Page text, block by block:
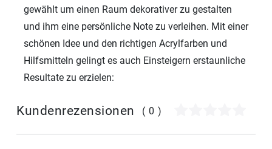
gewählt um einen Raum dekorativer zu gestalten
und ihm eine persönliche Note zu verleihen. Mit einer
schönen Idee und den richtigen Acrylfarben und
Hilfsmitteln gelingt es auch Einsteigern erstaunliche
Resultate zu erzielen:
Kundenrezensionen (0)